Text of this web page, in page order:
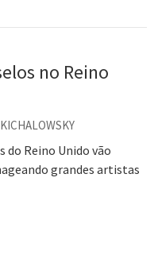
no Reino
do Reino Unido vão
grandes artistas